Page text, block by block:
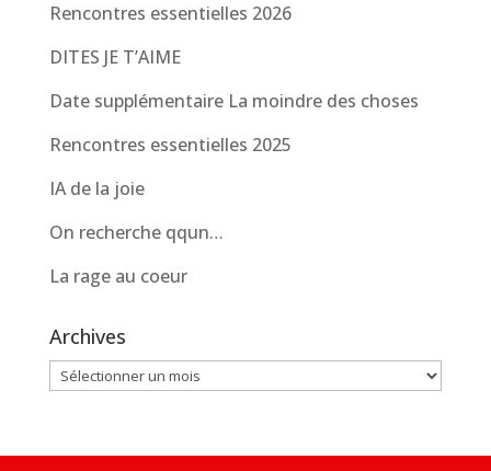
Rencontres essentielles 2026
DITES JE T’AIME
Date supplémentaire La moindre des choses
Rencontres essentielles 2025
IA de la joie
On recherche qqun…
La rage au coeur
Archives
Archives